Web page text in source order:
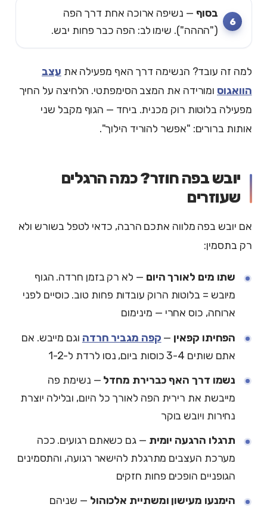
בסוף — נשיפה ארוכה אחת דרך הפה
("הההה"). שימו לב: הפה כבר פחות יבש.
למה זה עובד? הנשימה דרך האף מפעילה את עצב
הוואגוס ומורידה את המצב הסימפתטי. הלחיצה על החיך
מפעילה בלוטות רוק מכנית. ביחד — הגוף מקבל שני
אותות ברורים: "אפשר להוריד הילוך".
יובש בפה חוזר? כמה הרגלים
שעוזרים
אם יובש בפה מלווה אתכם הרבה, כדאי לטפל בשורש ולא
רק בתסמין:
שתו מים לאורך היום — לא רק בזמן חרדה. הגוף
מיובש = בלוטות הרוק עובדות פחות טוב. כוסיים לפני
ארוחה, כוס אחרי — מינימום
הפחיתו קפאין — קפה מגביר חרדה וגם מייבש. אם
אתם שותים 3-4 כוסות ביום, נסו לרדת ל-1-2
נשמו דרך האף כברירת מחדל — נשימת פה
מייבשת את רירית הפה לאורך כל היום, ובלילה יוצרת
נחירות ויובש בוקר
תרגלו הרגעה יומית — גם כשאתם רגועים. ככה
מערכת העצבים מתרגלת להישאר רגועה, והתסמינים
הגופניים הופכים פחות חזקים
הימנעו מעישון ומשתיית אלכוהול — שניהם